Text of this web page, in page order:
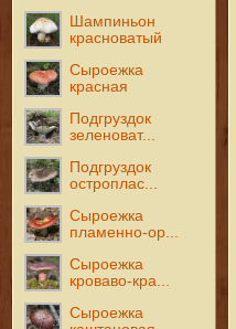
Шампиньон
красноватый
Сыроежка
красная
Подгруздок
зеленоват...
Подгруздок
остроплас...
Сыроежка
пламенно-ор...
Сыроежка
кроваво-кра...
Сыроежка